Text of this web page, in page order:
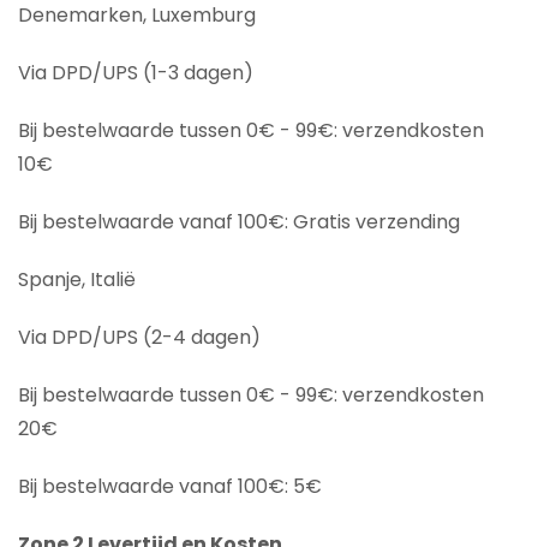
Denemarken, Luxemburg
Via DPD/UPS (1-3 dagen)
Bij bestelwaarde tussen 0€ - 99€: verzendkosten
10€
Bij bestelwaarde vanaf 100€: Gratis verzending
Spanje, Italië
Via DPD/UPS (2-4 dagen)
Bij bestelwaarde tussen 0€ - 99€: verzendkosten
20€
Bij bestelwaarde vanaf 100€: 5€